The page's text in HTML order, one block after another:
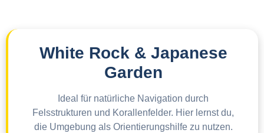
White Rock & Japanese
Garden
Ideal für natürliche Navigation durch
Felsstrukturen und Korallenfelder. Hier lernst du,
die Umgebung als Orientierungshilfe zu nutzen.